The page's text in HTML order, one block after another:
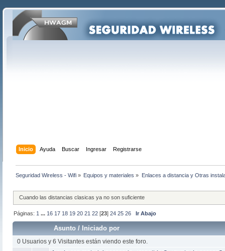
Inicio Ayuda Buscar Ingresar Registrarse
Seguridad Wireless - Wifi » Equipos y materiales » Enlaces a distancia y Otras
Cuando las distancias clasicas ya no son suficiente
Páginas: 1 ... 16 17 18 19 20 21 22 [23]24 25 26 Ir Abajo
Asunto / Iniciado por
0 Usuarios y 6 Visitantes están viendo este foro.